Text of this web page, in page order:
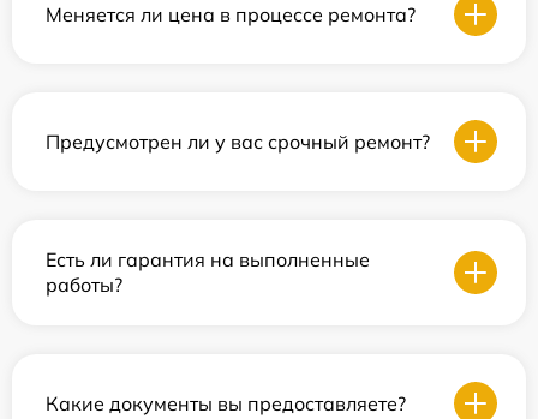
Меняется ли цена в процессе ремонта?
Предусмотрен ли у вас срочный ремонт?
Есть ли гарантия на выполненные
работы?
Какие документы вы предоставляете?